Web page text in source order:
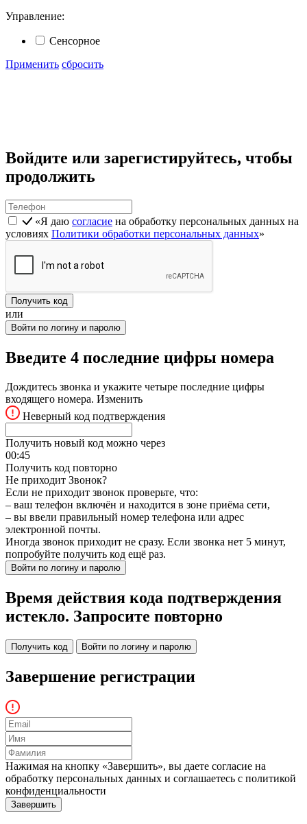
Управление:
Сенсорное
Применить сбросить
Войдите или зарегистируйтесь, чтобы
продолжить
«Я даю согласие на обработку персональных данных на
условиях Политики обработки персональных данных»
Получить код
или
Войти по логину и паролю
Введите 4 последние цифры номера
Дождитесь звонка и укажите четыре последние цифры
входящего номера. Изменить
Неверный код подтверждения
Получить новый код можно через
00:45
Получить код повторно
Не приходит Звонок?
Если не приходит звонок проверьте, что:
– ваш телефон включён и находится в зоне приёма сети,
– вы ввели правильный номер телефона или адрес
электронной почты.
Иногда звонок приходит не сразу. Если звонка нет 5 минут,
попробуйте получить код ещё раз.
Войти по логину и паролю
Время действия кода подтверждения
истекло. Запросите повторно
Получить код Войти по логину и паролю
Завершение регистрации
Нажимая на кнопку «Завершить», вы даете согласие на
обработку персональных данных и соглашаетесь c политикой
конфиденциальности